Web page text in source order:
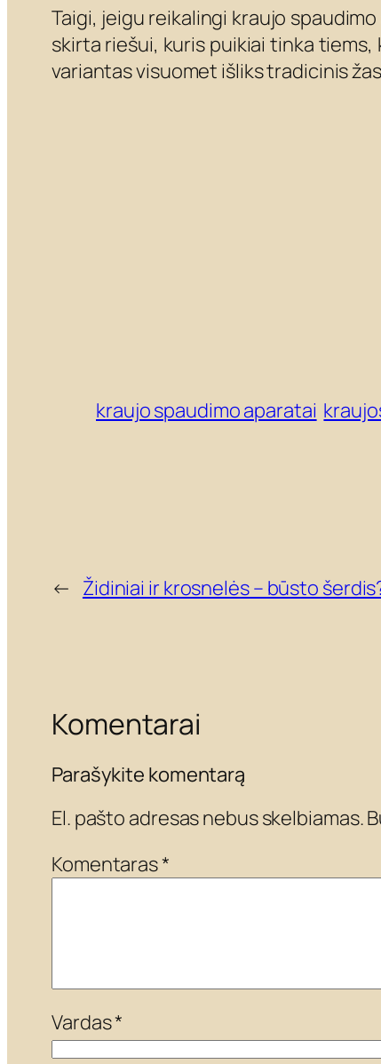
Taigi, jeigu reikalingi kraujo
skirta riešui, kuris puikiai tinka
variantas visuomet išliks tradicinis
kraujo spaudimo aparatai
← Židiniai ir krosnelės – būsto
Komentarai
Parašykite komentarą
El. pašto adresas nebus skelbiamas.
Komentaras*
Vardas*